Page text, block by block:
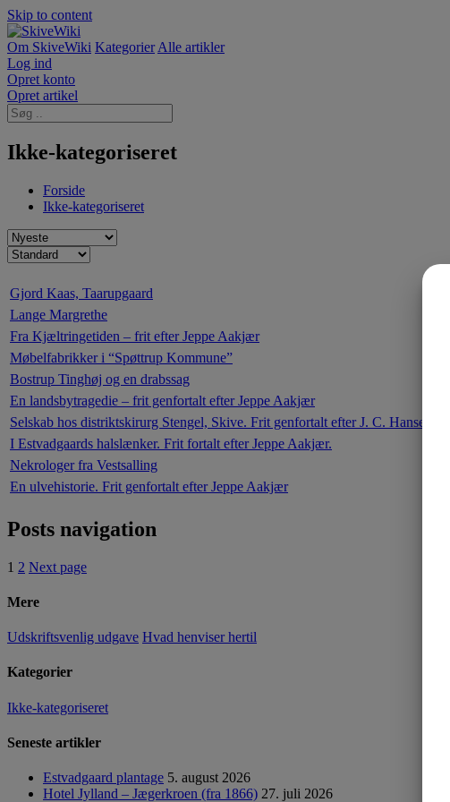
Skip to content
Om SkiveWiki Kategorier Alle artikler
Log ind
Opret konto
Opret artikel
Ikke-kategoriseret
Forside
Ikke-kategoriseret
Gjord Kaas, Taarupgaard
Lange Margrethe
Fra Kjæltringetiden – frit efter Jeppe Aakjær
Møbelfabrikker i “Spøttrup Kommune”
Bostrup Tinghøj og en drabssag
En landsbytragedie – frit genfortalt efter Jeppe Aakjær
Selskab hos distriktskirurg Stengel, Skive. Frit genfortalt efter J. C. Hansen.
I Estvadgaards halslænker. Frit fortalt efter Jeppe Aakjær.
Nekrologer fra Vestsalling
En ulvehistorie. Frit genfortalt efter Jeppe Aakjær
Posts navigation
1 2 Next page
Mere
Udskriftsvenlig udgave Hvad henviser hertil
Kategorier
Ikke-kategoriseret
Seneste artikler
Estvadgaard plantage 5. august 2026
Hotel Jylland – Jægerkroen (fra 1866) 27. juli 2026